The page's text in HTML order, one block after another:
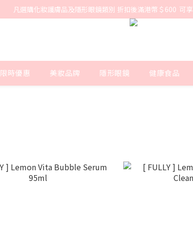
凡選購化妝護膚品及隱形眼鏡類別 折扣後滿港幣＄600  可
限時優惠 美妝品牌 隱形眼鏡 健康食品